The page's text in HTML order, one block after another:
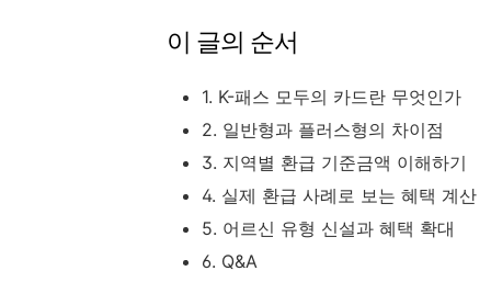
이 글의 순서
1. K-패스 모두의 카드란 무엇인가
2. 일반형과 플러스형의 차이점
3. 지역별 환급 기준금액 이해하기
4. 실제 환급 사례로 보는 혜택 계산
5. 어르신 유형 신설과 혜택 확대
6. Q&A